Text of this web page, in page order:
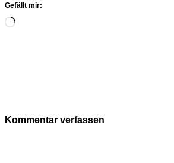
Gefällt mir:
Wird
Kommentar verfassen